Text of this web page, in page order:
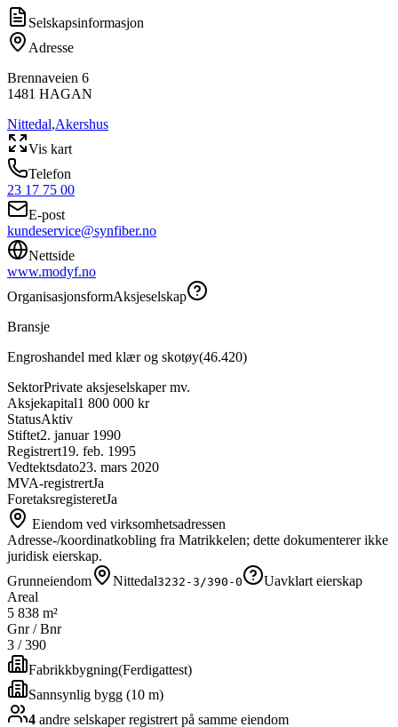
Selskapsinformasjon
Adresse
Brennaveien 6
1481 HAGAN
Nittedal,Akershus
Vis kart
Telefon
23 17 75 00
E-post
kundeservice@synfiber.no
Nettside
www.modyf.no
OrganisasjonsformAksjeselskap
Bransje
Engroshandel med klær og skotøy(46.420)
SektorPrivate aksjeselskaper mv.
Aksjekapital1 800 000 kr
StatusAktiv
Stiftet2. januar 1990
Registrert19. feb. 1995
Vedtektsdato23. mars 2020
MVA-registrertJa
ForetaksregisteretJa
Eiendom ved virksomhetsadressen
Adresse-/koordinatkobling fra Matrikkelen; dette dokumenterer ikke
juridisk eierskap.
Grunneiendom
Nittedal3232-3/390-0
Uavklart eierskap
Areal
5 838 m²
Gnr / Bnr
3 /390
Fabrikkbygning(Ferdigattest)
Sannsynlig bygg (10 m)
4 andre selskaperregistrert på samme eiendom